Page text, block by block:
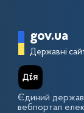
gov.ua
Державні
Єдиний
вебпортал